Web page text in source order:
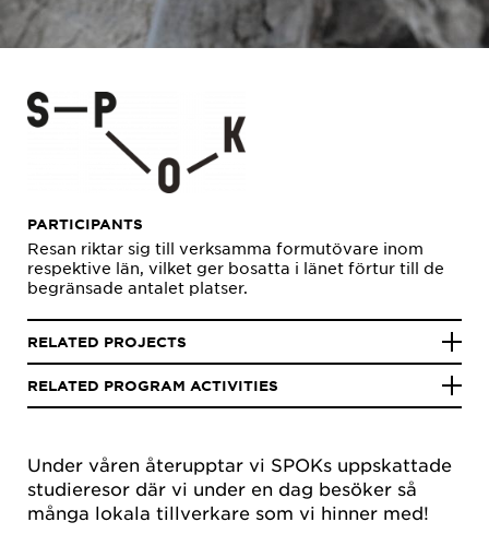
Under våren återupptar vi SPOKs uppskattade
studieresor där vi under en dag besöker så
många lokala tillverkare som vi hinner med!
PARTICIPANTS
Resan riktar sig till verksamma formutövare inom
respektive län, vilket ger bosatta i länet förtur till de
begränsade antalet platser.
RELATED PROJECTS
RELATED PROGRAM ACTIVITIES